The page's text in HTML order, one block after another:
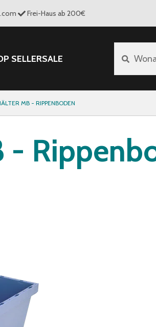
Frei-Haus ab 200€
SELLERSALE
MB - RIPPENBODEN
-